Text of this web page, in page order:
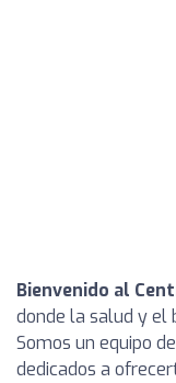
Bienvenido al
donde la salud y el
Somos un equipo
dedicados a